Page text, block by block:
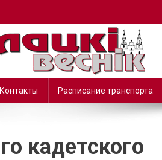
Контакты Расписание транспорта
кадетского